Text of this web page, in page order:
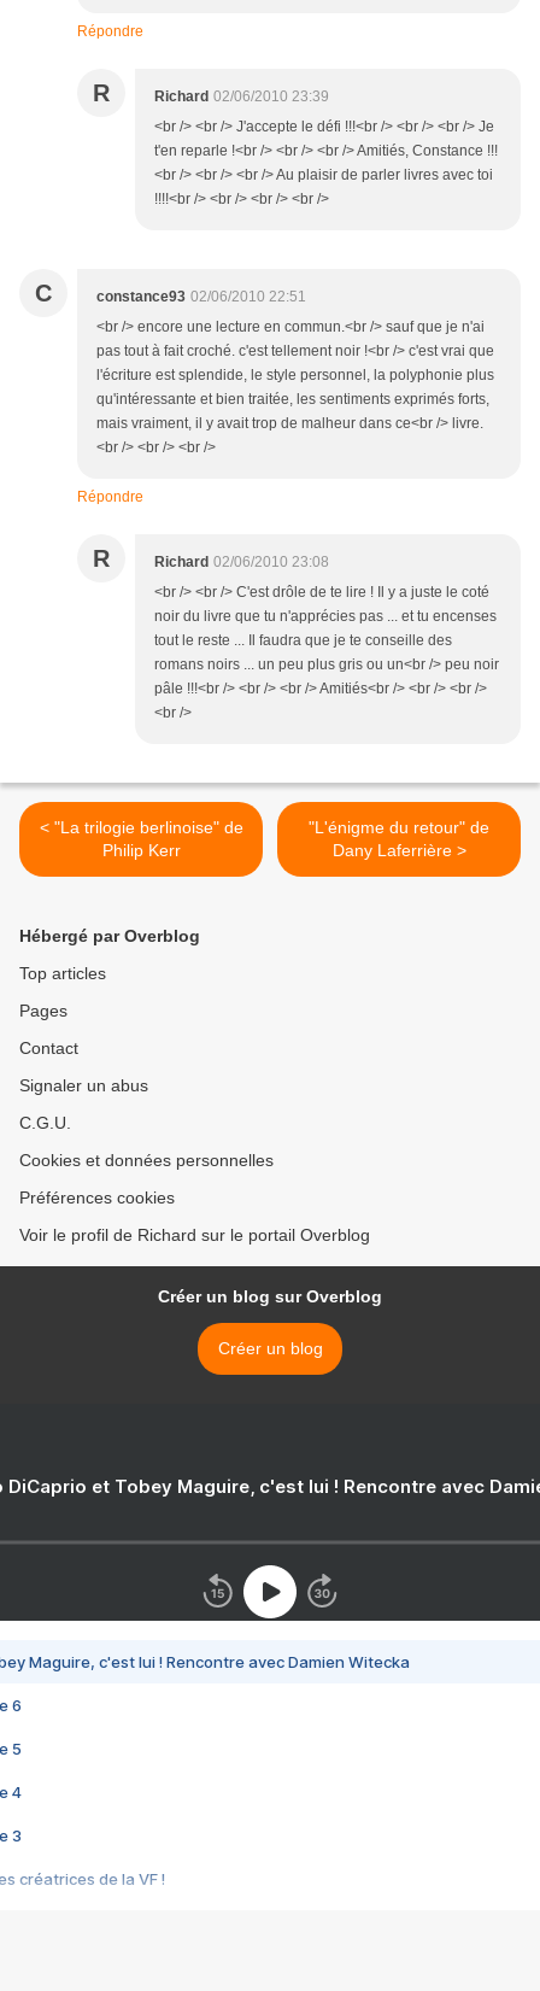
Répondre
R Richard 02/06/2010 23:39
<br /> <br /> J'accepte le défi !!!<br /> <br /> <br /> Je
t'en reparle !<br /> <br /> <br /> Amitiés, Constance !!!
<br /> <br /> <br /> Au plaisir de parler livres avec toi
!!!!<br /> <br /> <br /> <br />
C constance93 02/06/2010 22:51
<br /> encore une lecture en commun.<br /> sauf que je n'ai
pas tout à fait croché. c'est tellement noir !<br /> c'est vrai que
l'écriture est splendide, le style personnel, la polyphonie plus
qu'intéressante et bien traitée, les sentiments exprimés forts,
mais vraiment, il y avait trop de malheur dans ce<br /> livre.
<br /> <br /> <br />
Répondre
R Richard 02/06/2010 23:08
<br /> <br /> C'est drôle de te lire ! Il y a juste le coté
noir du livre que tu n'apprécies pas ... et tu encenses
tout le reste ... Il faudra que je te conseille des
romans noirs ... un peu plus gris ou un<br /> peu noir
pâle !!!<br /> <br /> <br /> Amitiés<br /> <br /> <br />
<br />
< "La trilogie berlinoise" de
Philip Kerr
"L'énigme du retour" de
Dany Laferrière >
Hébergé par Overblog
Top articles
Pages
Contact
Signaler un abus
C.G.U.
Cookies et données personnelles
Préférences cookies
Voir le profil de Richard sur le portail Overblog
Créer un blog sur Overblog
Créer un blog
DiCaprio et Tobey Maguire, c'est lui ! Rencontre avec
Maguire, c'est lui ! Rencontre avec Damien Witecka
6
5
4
3
créatrices de la VF !